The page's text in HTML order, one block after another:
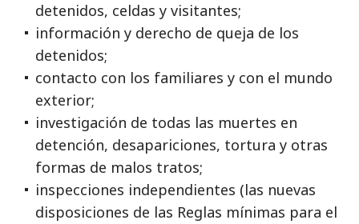
detenidos, celdas y visitantes;
información y derecho de queja de los
detenidos;
contacto con los familiares y con el mundo
exterior;
investigación de todas las muertes en
detención, desapariciones, tortura y otras
formas de malos tratos;
inspecciones independientes (las nuevas
disposiciones de las Reglas mínimas para el